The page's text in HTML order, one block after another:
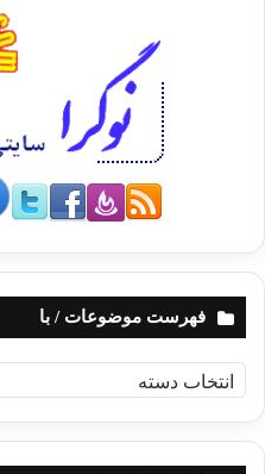
فهرست موضوعات / با
ه
ر